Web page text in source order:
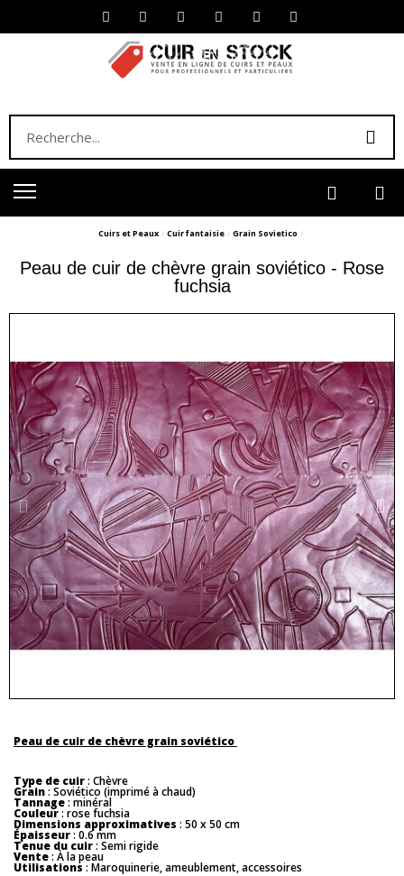
Cuirs et Peaux Cuir fantaisie Grain Sovietico
Peau de cuir de chèvre grain soviético - Rose
fuchsia
Peau de cuir de chèvre grain soviético
Type de cuir: Chèvre
Grain: Soviético (imprimé à chaud)
Tannage: minéral
Couleur: rose fuchsia
Dimensions approximatives : 50 x 50 cm
Épaisseur: 0.6 mm
Tenue du cuir: Semi rigide
Vente: À la peau
Utilisations : Maroquinerie, ameublement, accessoires